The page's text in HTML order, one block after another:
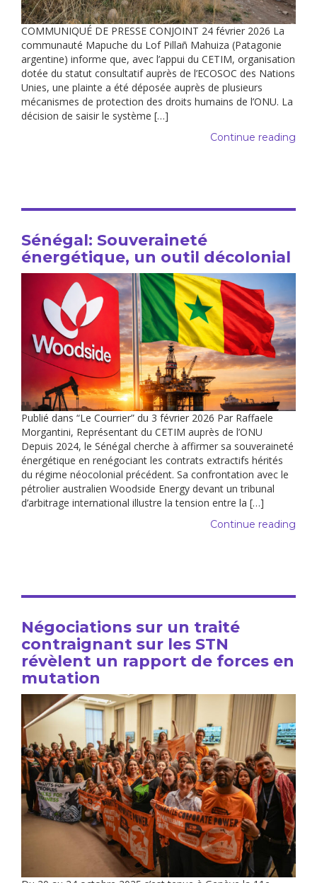
COMMUNIQUÉ DE PRESSE CONJOINT 24 février 2026 La
communauté Mapuche du Lof Pillañ Mahuiza (Patagonie
argentine) informe que, avec l’appui du CETIM, organisation
dotée du statut consultatif auprès de l’ECOSOC des Nations
Unies, une plainte a été déposée auprès de plusieurs
mécanismes de protection des droits humains de l’ONU. La
décision de saisir le système […]
Continue reading
Sénégal: Souveraineté
énergétique, un outil décolonial
Publié dans “Le Courrier” du 3 février 2026 Par Raffaele
Morgantini, Représentant du CETIM auprès de l’ONU
Depuis 2024, le Sénégal cherche à affirmer sa souveraineté
énergétique en renégociant les contrats extractifs hérités
du régime néocolonial précédent. Sa confrontation avec le
pétrolier australien Woodside Energy devant un tribunal
d’arbitrage international illustre la tension entre la […]
Continue reading
Négociations sur un traité
contraignant sur les STN
révèlent un rapport de forces en
mutation